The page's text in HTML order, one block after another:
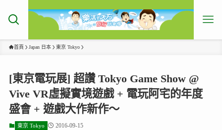
首頁 Japan 日本 東京 Tokyo
[東京電玩展] 超讚 Tokyo Game Show @
Vive VR虛擬實境遊戲 + 電玩阿宅的年度
盛會 + 遊戲大作新作～
東京 Tokyo 2016-09-15